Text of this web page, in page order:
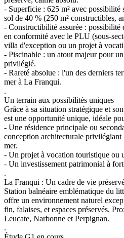
- Superficie : 625 m² avec
sol de 40 % (250 m² constructibles,
- Constructibilité assurée :
en conformité avec le PLU (sous-
villa d'exception ou un projet à
- Piscinable : un atout majeur pour
privilégié.
- Rareté absolue : l'un des derniers
mer à La Franqui.
.
Un terrain aux possibilités uniques
Grâce à sa situation stratégique et
est une opportunité unique, idéale
- Une résidence principale ou
conception architecturale privilégiant
mer.
- Un projet à vocation touristique ou
- Un investissement patrimonial à
.
La Franqui : Un cadre de vie
Station balnéaire emblématique du
offre un environnement naturel
fin, falaises, et espaces préservés.
Leucate, Narbonne et Perpignan.
.